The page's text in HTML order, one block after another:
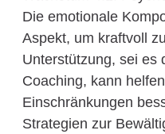
Die emotionale
Aspekt, um kraftvoll
Unterstützung, sei es
Coaching, kann
Einschränkungen
Strategien zur